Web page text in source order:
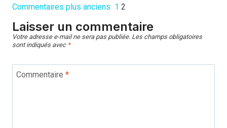
Commentaires plus anciens 1 2
Laisser un commentaire
Votre adresse e-mail ne sera pas publiée. Les champs obligatoires
sont indiqués avec *
Commentaire *